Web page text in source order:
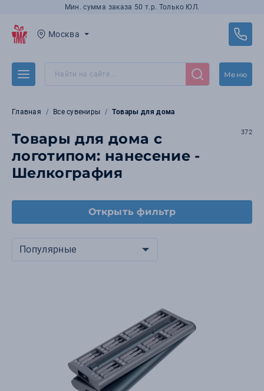
Мин. сумма заказа 50 т.р. Только ЮЛ.
Москва
Меню
Главная Все сувениры Товары для дома
Товары для дома с
логотипом: нанесение -
Шелкография
372
Открыть фильтр
Популярные